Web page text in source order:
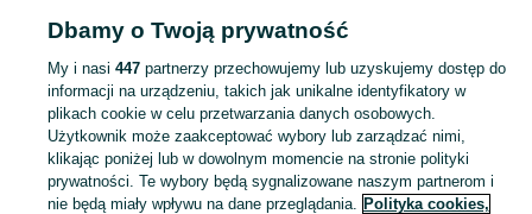
Zobacz Więcej
Aktualne ogłoszenia w całej Polsce: szafa ▶️ sprawdź oferty w kategorii Szafy i kupuj taniej na OLX.pl!
Mapa kategorii
Mapa miejscowości
Dbamy o Twoją prywatność
My i nasi 447partnerzy przechowujemy lub uzyskujemy dostęp do
informacji na urządzeniu, takich jak unikalne identyfikatory w
plikach cookie w celu przetwarzania danych osobowych.
Użytkownik może zaakceptować wybory lub zarządzać nimi,
klikając poniżej lub w dowolnym momencie na stronie polityki
prywatności. Te wybory będą sygnalizowane naszym partnerom i
nie będą miały wpływu na dane przeglądania. Polityka cookies,